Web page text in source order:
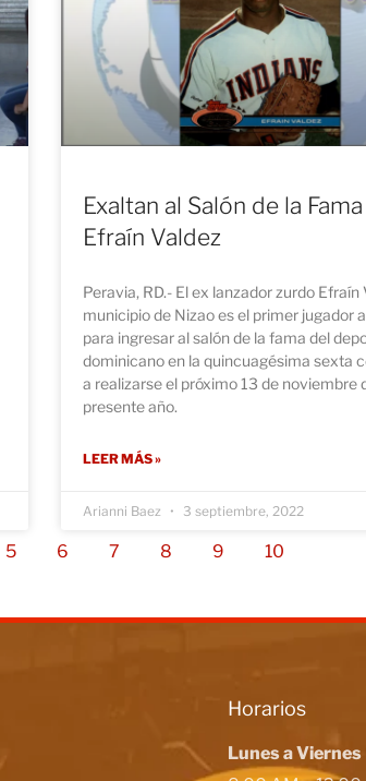
Exaltan al Salón de la Fama
Efraín Valdez
Peravia, RD.- El ex lanzador zurdo Efraín
municipio de Nizao es el primer jugador
para ingresar al salón de la fama del
dominicano en la quincuagésima sexta
a realizarse el próximo 13 de noviembre
presente año.
LEER MÁS »
Arianni Baez 3 septiembre, 2022
5 6 7 8 9 10
Horarios
Lunes a Viernes